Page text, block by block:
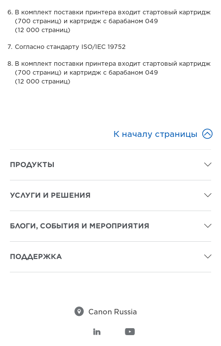
В комплект поставки принтера входит стартовый картридж
(700 страниц) и картридж с барабаном 049
(12 000 страниц)
Согласно стандарту ISO/IEC 19752
В комплект поставки принтера входит стартовый картридж
(700 страниц) и картридж с барабаном 049
(12 000 страниц)
К началу страницы 
ПРОДУКТЫ 
УСЛУГИ И РЕШЕНИЯ 
БЛОГИ, СОБЫТИЯ И МЕРОПРИЯТИЯ 
ПОДДЕРЖКА 
 Canon Russia
 